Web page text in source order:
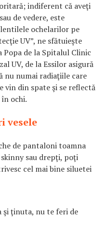
indiferent că aveţi
de vedere, este
ochelarilor pe
UV”, ne sfătuieşte
de la Spitalul Clinic
UV, de la Essilor asigură
nu numai radiaţiile care
vin din spate şi se reflectă
ochi.
vesele
de pantaloni toamna
skinny sau drepţi, poţi
cel mai bine siluetei
şi ţinuta, nu te feri de